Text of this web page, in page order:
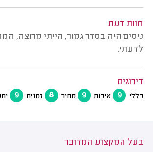
חוות דעת
ניסים היה בסדר גמור, הייתי מרוצה,
לדעתי.
דירוגים
כללי 9 איכות 9 מחיר 8 זמנים 9
בעל המקצוע המדובר